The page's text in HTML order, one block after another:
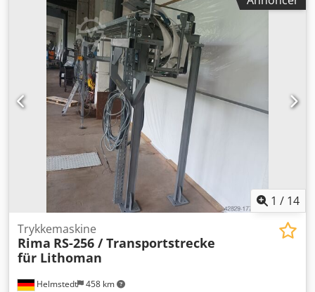
transferpresse Producent: Secabo Dcjdpfx Amey Nztds Aok
Model: TS7 Spænding: 230-250V (50Hz) Med manual og
ekstra dele
1 / 14
Helmstedt 458 km
Trykkemaskine
Rima RS-256 / Transportstrecke
für Lithoman